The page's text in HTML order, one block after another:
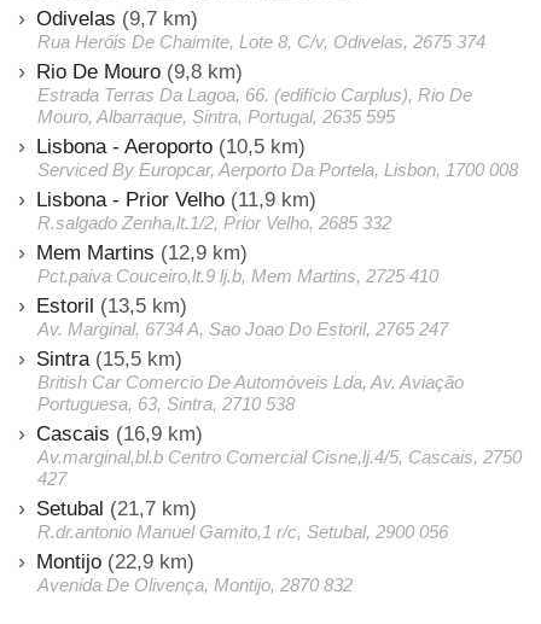
Odivelas (9,7 km)
Rua Heróis De Chaimite, Lote 8, C/v, Odivelas, 2675 374
Rio De Mouro (9,8 km)
Estrada Terras Da Lagoa, 66. (edifício Carplus), Rio De
Mouro, Albarraque, Sintra, Portugal, 2635 595
Lisbona - Aeroporto (10,5 km)
Serviced By Europcar, Aerporto Da Portela, Lisbon, 1700 008
Lisbona - Prior Velho (11,9 km)
R.salgado Zenha,lt.1/2, Prior Velho, 2685 332
Mem Martins (12,9 km)
Pct.paiva Couceiro,lt.9 lj.b, Mem Martins, 2725 410
Estoril (13,5 km)
Av. Marginal, 6734 A, Sao Joao Do Estoril, 2765 247
Sintra (15,5 km)
British Car Comercio De Automóveis Lda, Av. Aviação
Portuguesa, 63, Sintra, 2710 538
Cascais (16,9 km)
Av.marginal,bl.b Centro Comercial Cisne,lj.4/5, Cascais, 2750
427
Setubal (21,7 km)
R.dr.antonio Manuel Gamito,1 r/c, Setubal, 2900 056
Montijo (22,9 km)
Avenida De Olivença, Montijo, 2870 832